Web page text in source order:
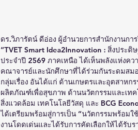
ดร.วิภารัตน์ ดีอ่อง ผู้อำนวยการสำนักงานกา
“TVET Smart Idea2Innovation : สิ่งประ
ประจำปี 2569 ภาคเหนือ ได้เห็นพลังแห่งค
คณาจารย์และนักศึกษาที่ได้ร่วมกันระดมสม
กลุ่มเรื่อง อันได้แก่ ด้านเกษตรและอุตสาห
ผลิตภัณฑ์เพื่อสุขภาพ ด้านนวัตกรรมและเท
สิ่งแวดล้อม เทคโนโลยีวัสดุ และ BCG
ได้เตรียมพร้อมสู่การเป็น “นวัตกรรมพร้อม
งานโดดเด่นและได้รับการคัดเลือกให้ได้รับ